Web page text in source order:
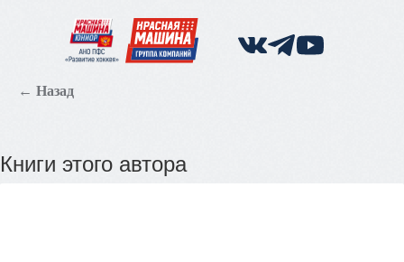
← Назад
Книги этого автора